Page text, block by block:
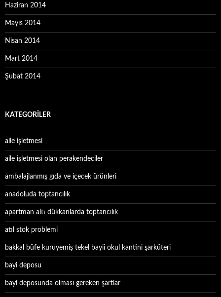
Haziran 2014
Mayıs 2014
Nisan 2014
Mart 2014
Şubat 2014
KATEGORILER
aile işletmesi
aile işletmesi olan perakendeciler
ambalajlanmış gıda ve içecek ürünleri
anadoluda toptancılık
apartman altı dükkanlarda toptancılık
atıl stok problemi
bakkal büfe kuruyemiş tekel bayii okul kantini şarküteri
bayi deposu
bayi deposunda olması gereken şartlar